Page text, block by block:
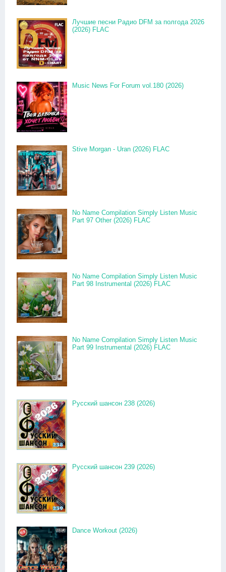
Лучшие песни Радио DFM за полгода 2026
(2026) FLAC
Music News For Forum vol.180 (2026)
Stive Morgan - Uran (2026) FLAC
No Name Compilation Simply Listen Music
Part 97 Other (2026) FLAC
No Name Compilation Simply Listen Music
Part 98 Instrumental (2026) FLAC
No Name Compilation Simply Listen Music
Part 99 Instrumental (2026) FLAC
Русский шансон 238 (2026)
Русский шансон 239 (2026)
Dance Workout (2026)